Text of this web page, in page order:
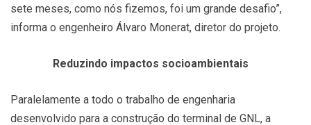
sete meses, como nós fizemos, foi um grande desafio”,
informa o engenheiro Álvaro Monerat, diretor do projeto.
Reduzindo impactos socioambientais
Paralelamente a todo o trabalho de engenharia
desenvolvido para a construção do terminal de GNL, a